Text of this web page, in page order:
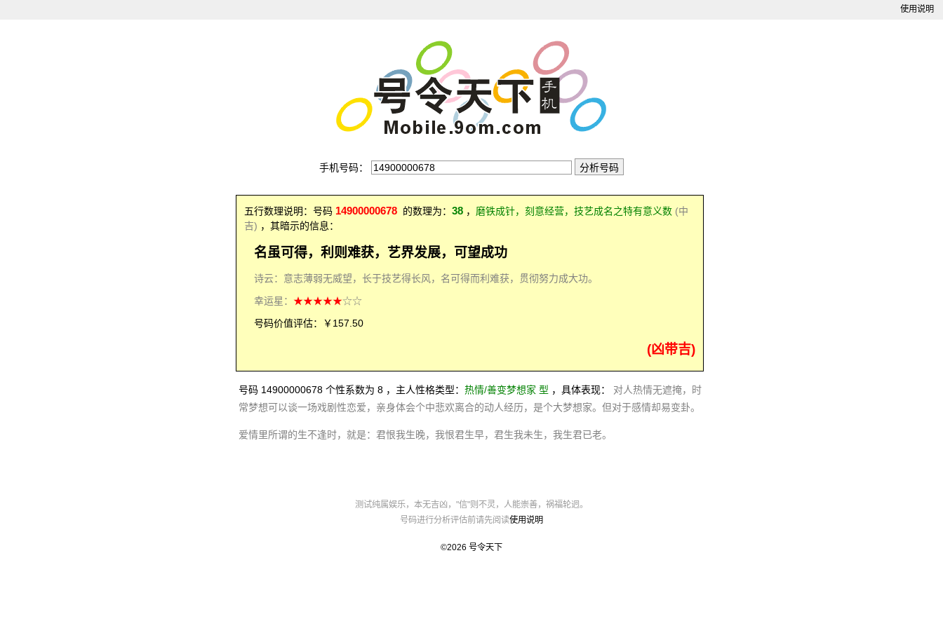
使用说明
手机号码：
五行数理说明：号码 14900000678 的数理为：38 ， 磨铁成针，刻意经营，技艺成名之特有意义数 (中
吉) ，其暗示的信息：
名虽可得，利则难获，艺界发展，可望成功
诗云：意志薄弱无威望，长于技艺得长风，名可得而利难获，贯彻努力成大功。
幸运星：★★★★★☆☆
号码价值评估：￥157.50
(凶带吉)
号码 14900000678 个性系数为 8 ，主人性格类型：热情/善变梦想家 型 ，具体表现： 对人热情无遮掩，时
常梦想可以谈一场戏剧性恋爱，亲身体会个中悲欢离合的动人经历，是个大梦想家。但对于感情却易变卦。
爱情里所谓的生不逢时，就是：君恨我生晚，我恨君生早，君生我未生，我生君已老。
测试纯属娱乐，本无吉凶，"信"则不灵，人能崇善，祸福轮迥。
号码进行分析评估前请先阅读使用说明
©2026 号令天下